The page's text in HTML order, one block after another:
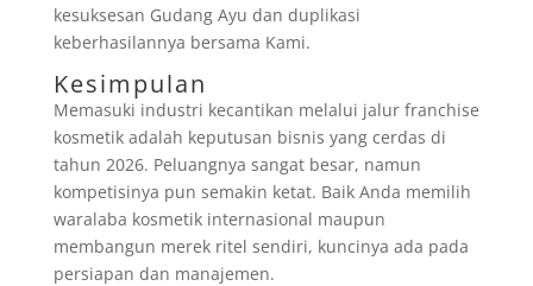
kesuksesan Gudang Ayu dan duplikasi
keberhasilannya bersama Kami.
Kesimpulan
Memasuki industri kecantikan melalui jalur franchise
kosmetik adalah keputusan bisnis yang cerdas di
tahun 2026. Peluangnya sangat besar, namun
kompetisinya pun semakin ketat. Baik Anda memilih
waralaba kosmetik internasional maupun
membangun merek ritel sendiri, kuncinya ada pada
persiapan dan manajemen.